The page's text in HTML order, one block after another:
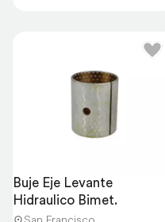
Buje Eje Levante
Hidraulico Bimet.